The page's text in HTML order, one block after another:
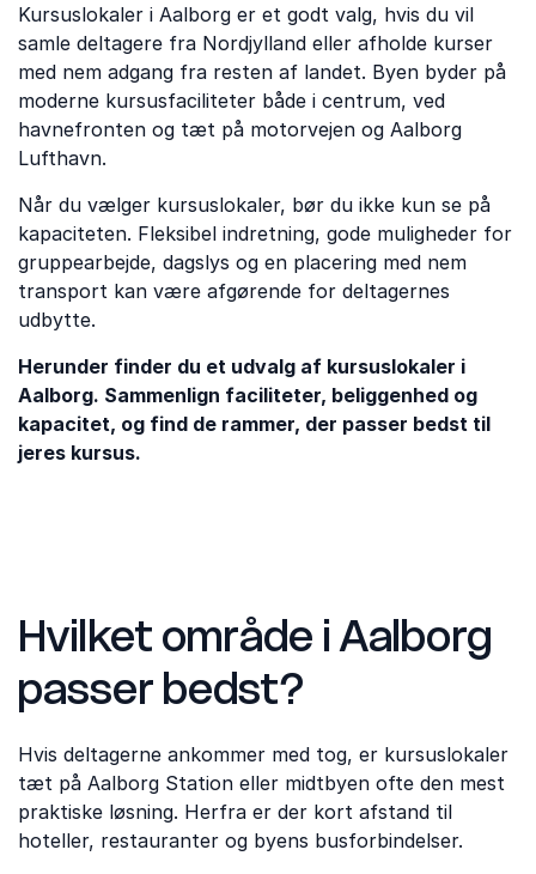
Kursuslokaler i Aalborg er et godt valg, hvis du vil
samle deltagere fra Nordjylland eller afholde kurser
med nem adgang fra resten af landet. Byen byder på
moderne kursusfaciliteter både i centrum, ved
havnefronten og tæt på motorvejen og Aalborg
Lufthavn.
Når du vælger kursuslokaler, bør du ikke kun se på
kapaciteten. Fleksibel indretning, gode muligheder for
gruppearbejde, dagslys og en placering med nem
transport kan være afgørende for deltagernes
udbytte.
Herunder finder du et udvalg af kursuslokaler i
Aalborg. Sammenlign faciliteter, beliggenhed og
kapacitet, og find de rammer, der passer bedst til
jeres kursus.
Hvilket område i Aalborg
passer bedst?
Hvis deltagerne ankommer med tog, er kursuslokaler
tæt på Aalborg Station eller midtbyen ofte den mest
praktiske løsning. Herfra er der kort afstand til
hoteller, restauranter og byens busforbindelser.